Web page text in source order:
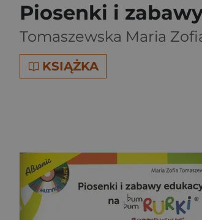
Piosenki i
Tomaszewska Maria
KSIĄŻKA